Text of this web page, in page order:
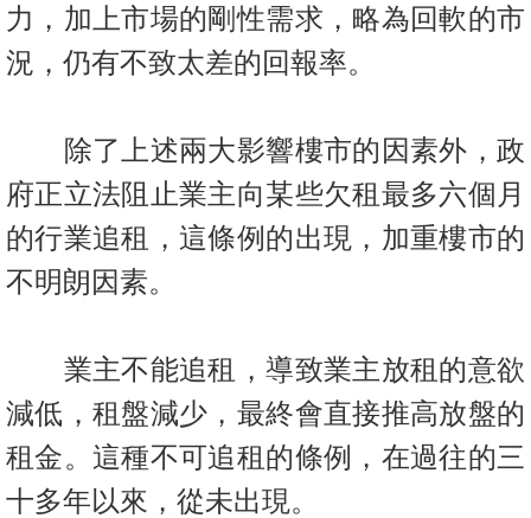
力，加上市場的剛性需求，略為回軟的市
況，仍有不致太差的回報率。
除了上述兩大影響樓市的因素外，政
府正立法阻止業主向某些欠租最多六個月
的行業追租，這條例的出現，加重樓市的
不明朗因素。
業主不能追租，導致業主放租的意欲
減低，租盤減少，最終會直接推高放盤的
租金。這種不可追租的條例，在過往的三
十多年以來，從未出現。